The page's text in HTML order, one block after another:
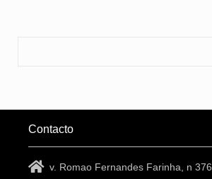
Contacto
v. Romao Fernandes Farinha, n 376